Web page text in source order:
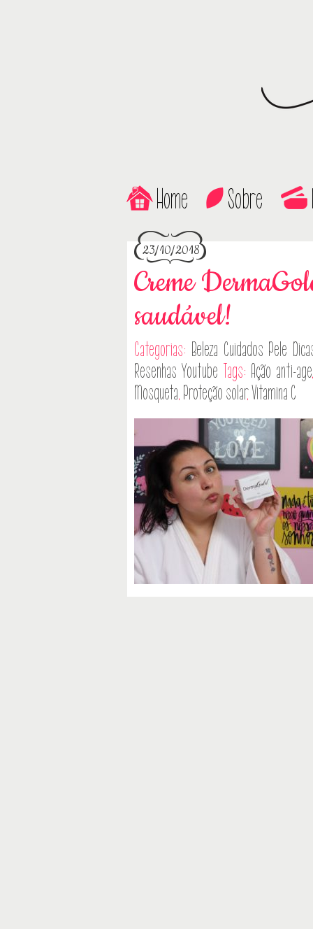
Home Sobre
23/10/2018
Creme
saudável!
Categorias: Beleza Cuidados Pele
Resenhas Youtube Tags: Ação anti-age
Mosqueta, Proteção solar,Vitamina C